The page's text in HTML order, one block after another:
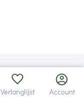
Verlanglijst Account